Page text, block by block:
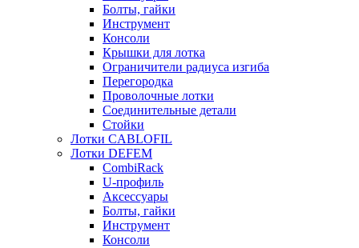
Болты, гайки
Инструмент
Консоли
Крышки для лотка
Ограничители радиуса изгиба
Перегородка
Проволочные лотки
Соединительные детали
Стойки
Лотки CABLOFIL
Лотки DEFEM
CombiRack
U-профиль
Аксессуары
Болты, гайки
Инструмент
Консоли